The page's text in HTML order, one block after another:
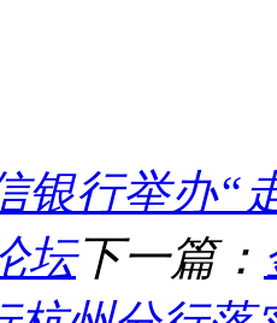
银行举办“
坛下一篇：